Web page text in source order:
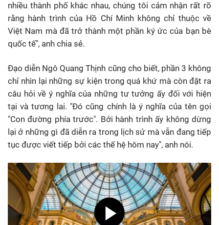
nhiều thành phố khác nhau, chúng tôi cảm nhận rất rõ
rằng hành trình của Hồ Chí Minh không chỉ thuộc về
Việt Nam mà đã trở thành một phần ký ức của bạn bè
quốc tế", anh chia sẻ.
Đạo diễn Ngô Quang Thịnh cũng cho biết, phần 3 không
chỉ nhìn lại những sự kiện trong quá khứ mà còn đặt ra
câu hỏi về ý nghĩa của những tư tưởng ấy đối với hiện
tại và tương lai. "Đó cũng chính là ý nghĩa của tên gọi
"Con đường phía trước". Bởi hành trình ấy không dừng
lại ở những gì đã diễn ra trong lịch sử mà vẫn đang tiếp
tục được viết tiếp bởi các thế hệ hôm nay", anh nói.